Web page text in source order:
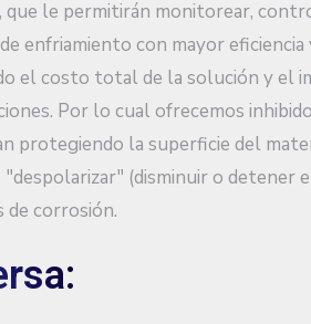
que le permitirán monitorear,
enfriamiento con mayor eficiencia
el costo total de la solución y el
Por lo cual ofrecemos
protegiendo la superficie del
"despolarizar" (disminuir o detener
de corrosión.